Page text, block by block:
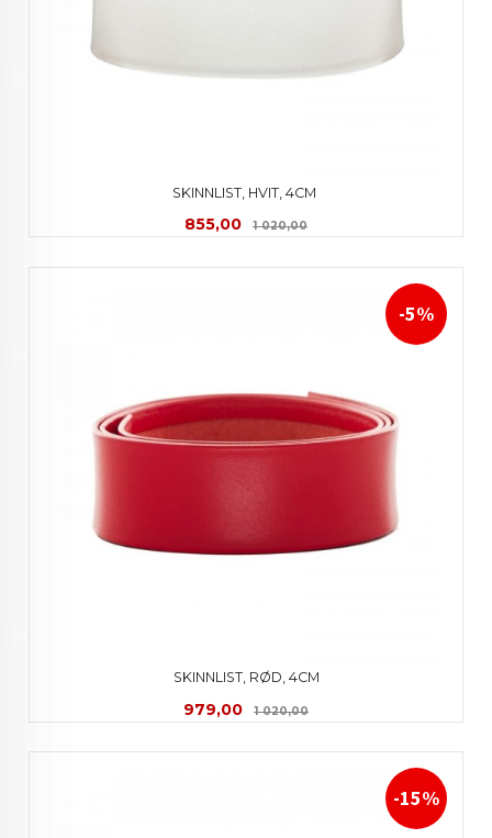
SKINNLIST, HVIT, 4CM
Tilbud
855,00 1 020,00Rabatt
SKINNLIST, RØD, 4CM
Tilbud
979,00 1 020,00Rabatt
-5%
-15%